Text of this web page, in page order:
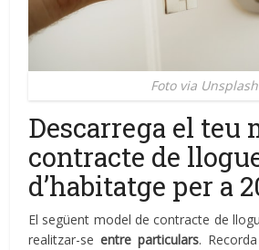
Foto via Unsplash
Descarrega el teu
contracte de
d’habitatge per a
El següent model de contracte de
realitzar-seentre particulars.